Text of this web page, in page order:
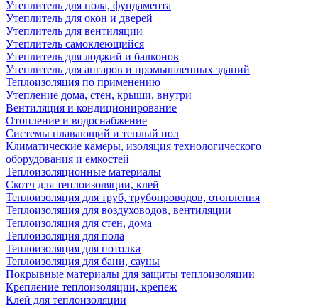
Утеплитель для пола, фундамента
Утеплитель для окон и дверей
Утеплитель для вентиляции
Утеплитель самоклеющийся
Утеплитель для лоджий и балконов
Утеплитель для ангаров и промышленных зданий
Теплоизоляция по применению
Утепление дома, стен, крыши, внутри
Вентиляция и кондиционирование
Отопление и водоснабжение
Системы плавающий и теплый пол
Климатические камеры, изоляция технологического
оборудования и емкостей
Теплоизоляционные материалы
Скотч для теплоизоляции, клей
Теплоизоляция для труб, трубопроводов, отопления
Теплоизоляция для воздуховодов, вентиляции
Теплоизоляция для стен, дома
Теплоизоляция для пола
Теплоизоляция для потолка
Теплоизоляция для бани, сауны
Покрывные материалы для защиты теплоизоляции
Крепление теплоизоляции, крепеж
Клей для теплоизоляции